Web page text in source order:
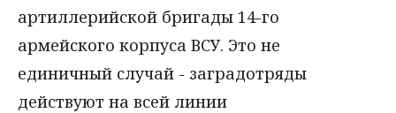
артиллерийской бригады 14-го
армейского корпуса ВСУ. Это не
единичный случай - заградотряды
действуют на всей линии